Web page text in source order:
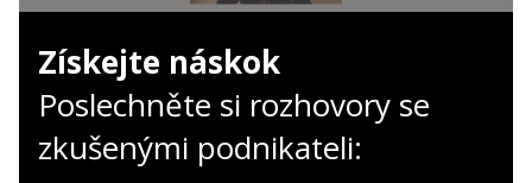
Získejte náskok
Poslechněte si rozhovory se
zkušenými podnikateli: